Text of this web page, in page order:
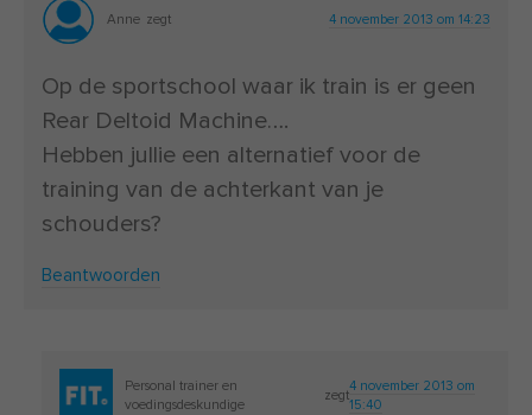
Anne zegt 4 november 2013 om 14:23
Op de sportschool waar ik train is er geen
Rear Deltoid Machine….
Hebben jullie een alternatief voor de
training van de achterkant van je
schouders?
Beantwoorden
Personal trainer en
voedingsdeskundige
zegt
4 november 2013 om
15:40